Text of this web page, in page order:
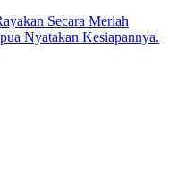
Secara Meriah
Nyatakan Kesiapannya.